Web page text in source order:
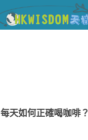
每天如何正確喝咖啡？